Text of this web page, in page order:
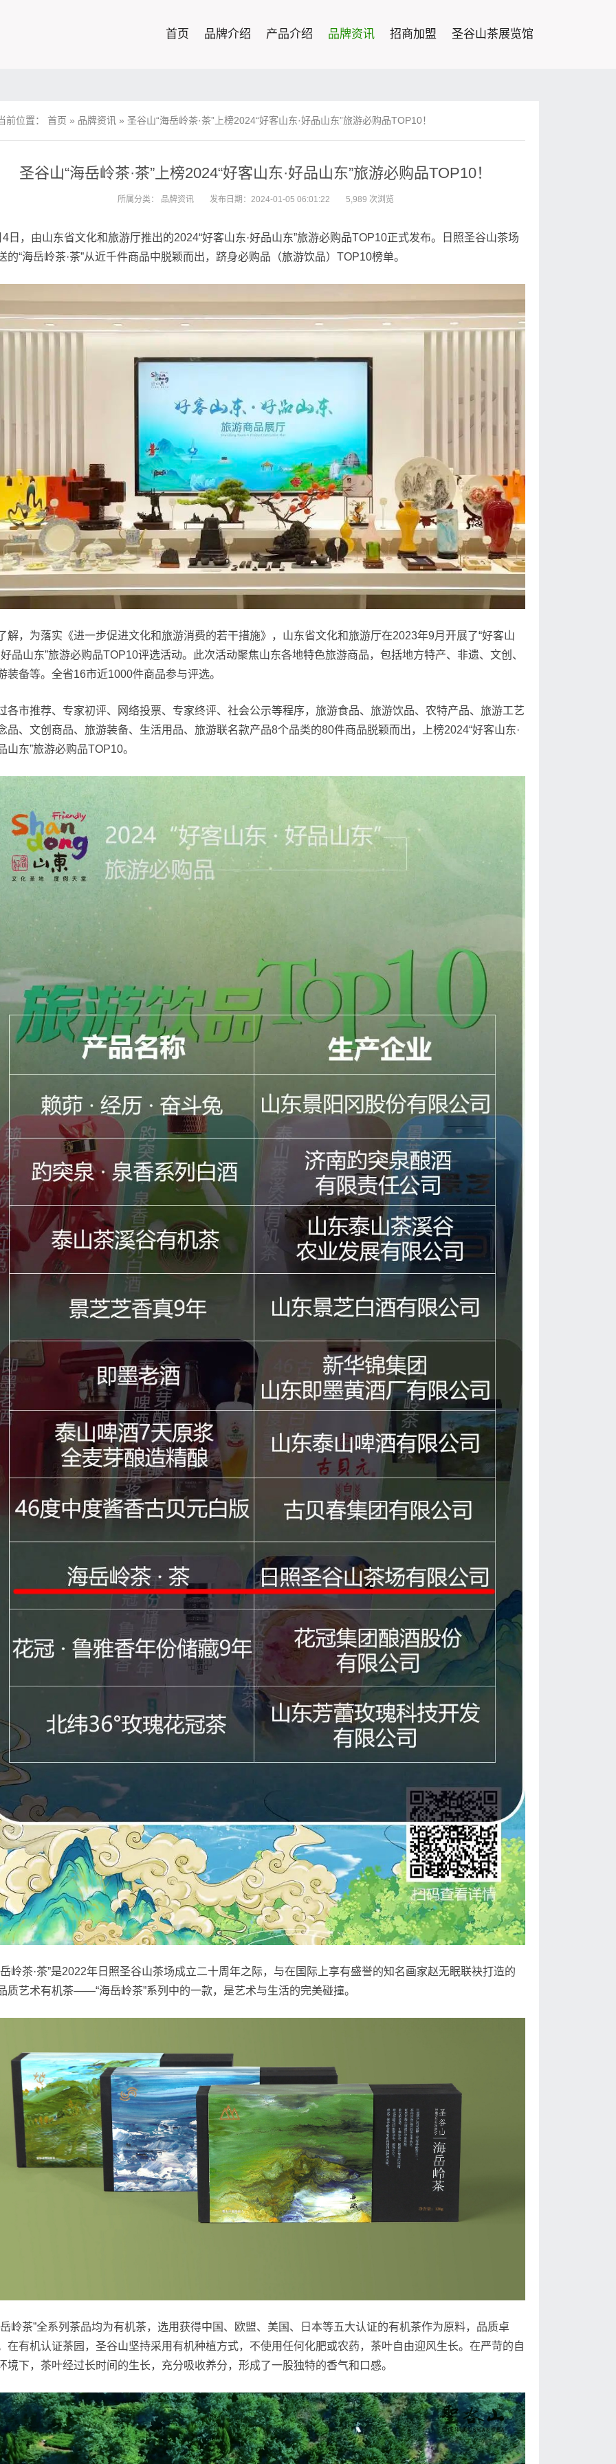
首页 品牌介绍 产品介绍 品牌资讯 招商加盟 圣谷山茶展览馆
前位置： 首页 » 品牌资讯 » 圣谷山“海岳岭茶·茶”上榜2024“好客山东·好品山东”旅游必购品TOP10！
圣谷山“海岳岭茶·茶”上榜2024“好客山东·好品山东”旅游必购品TOP10！
所属分类： 品牌资讯 发布日期：2024-01-05 06:01:22 5,989 次浏览
4日，由山东省文化和旅游厅推出的2024“好客山东·好品山东”旅游必购品TOP10正式发布。日照圣谷山茶场
的“海岳岭茶·茶”从近千件商品中脱颖而出，跻身必购品（旅游饮品）TOP10榜单。
解，为落实《进一步促进文化和旅游消费的若干措施》，山东省文化和旅游厅在2023年9月开展了“好客山
好品山东”旅游必购品TOP10评选活动。此次活动聚焦山东各地特色旅游商品，包括地方特产、非遗、文创、
装备等。全省16市近1000件商品参与评选。
各市推荐、专家初评、网络投票、专家终评、社会公示等程序，旅游食品、旅游饮品、农特产品、旅游工艺
品、文创商品、旅游装备、生活用品、旅游联名款产品8个品类的80件商品脱颖而出，上榜2024“好客山东·
山东”旅游必购品TOP10。
岳岭茶·茶”是2022年日照圣谷山茶场成立二十周年之际，与在国际上享有盛誉的知名画家赵无眠联袂打造的
质艺术有机茶——“海岳岭茶”系列中的一款，是艺术与生活的完美碰撞。
岳岭茶”全系列茶品均为有机茶，选用获得中国、欧盟、美国、日本等五大认证的有机茶作为原料，品质卓
在有机认证茶园，圣谷山坚持采用有机种植方式，不使用任何化肥或农药，茶叶自由迎风生长。在严苛的自
境下，茶叶经过长时间的生长，充分吸收养分，形成了一股独特的香气和口感。